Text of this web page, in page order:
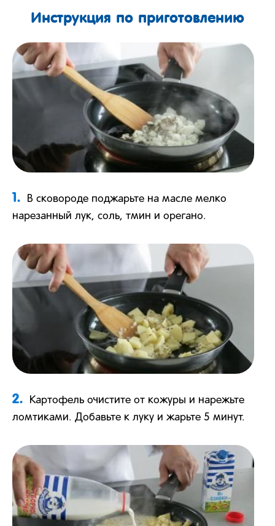
Инструкция по приготовлению
1.
В сковороде поджарьте на масле мелко
нарезанный лук, соль, тмин и орегано.
2.
Картофель очистите от кожуры и нарежьте
ломтиками. Добавьте к луку и жарьте 5 минут.